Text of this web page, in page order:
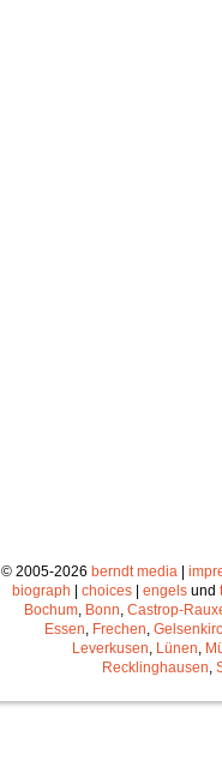
© 2005-2026 berndt media |
biograph | choices | engels und
Bochum Bonn Castrop-
Essen Frechen
Leverkusen Lünen
Recklinghausen